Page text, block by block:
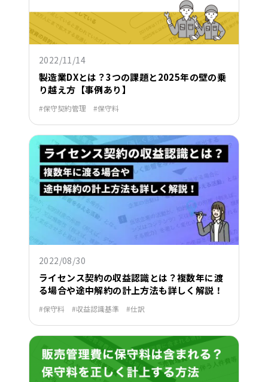
2022/11/14
製造業DXとは？3つの課題と2025年の壁の乗
り越え方【事例あり】
保守契約管理 保守料
2022/08/30
ライセンス契約の収益認識とは？複数年に渡
る場合や途中解約の計上方法も詳しく解説！
保守料 収益認識基準 仕訳